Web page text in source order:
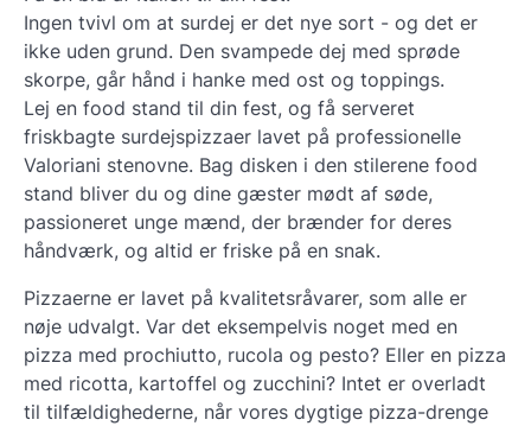
Ingen tvivl om at surdej er det nye sort - og det er
ikke uden grund. Den svampede dej med sprøde
skorpe, går hånd i hanke med ost og toppings.
Lej en food stand til din fest, og få serveret
friskbagte surdejspizzaer lavet på professionelle
Valoriani stenovne. Bag disken i den stilerene food
stand bliver du og dine gæster mødt af søde,
passioneret unge mænd, der brænder for deres
håndværk, og altid er friske på en snak.
Pizzaerne er lavet på kvalitetsråvarer, som alle er
nøje udvalgt. Var det eksempelvis noget med en
pizza med prochiutto, rucola og pesto? Eller en pizza
med ricotta, kartoffel og zucchini? Intet er overladt
til tilfældighederne, når vores dygtige pizza-drenge